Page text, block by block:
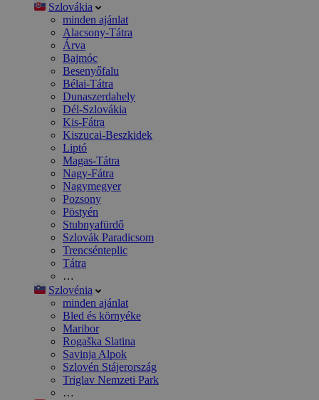
Szlovákia
minden ajánlat
Alacsony-Tátra
Árva
Bajmóc
Besenyőfalu
Bélai-Tátra
Dunaszerdahely
Dél-Szlovákia
Kis-Fátra
Kiszucai-Beszkidek
Liptó
Magas-Tátra
Nagy-Fátra
Nagymegyer
Pozsony
Pöstyén
Stubnyafürdő
Szlovák Paradicsom
Trencsénteplic
Tátra
…
Szlovénia
minden ajánlat
Bled és környéke
Maribor
Rogaška Slatina
Savinja Alpok
Szlovén Stájerország
Triglav Nemzeti Park
…